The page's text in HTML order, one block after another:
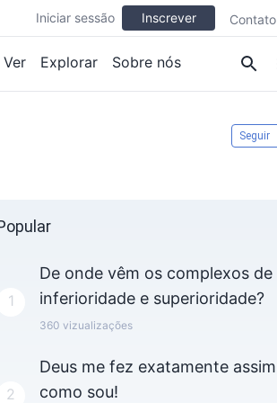
Iniciar sessão Inscrever Contato
Ver Explorar Sobre nós
Seguir
1
De onde vêm os complexos de
inferioridade e superioridade?
360 vizualizações
2
Deus me fez exatamente assim
como sou!